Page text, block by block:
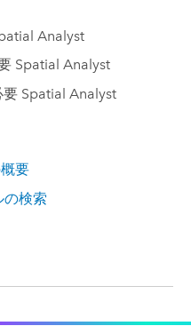
Analyst
Spatial Analyst
Spatial Analyst
要
の検索